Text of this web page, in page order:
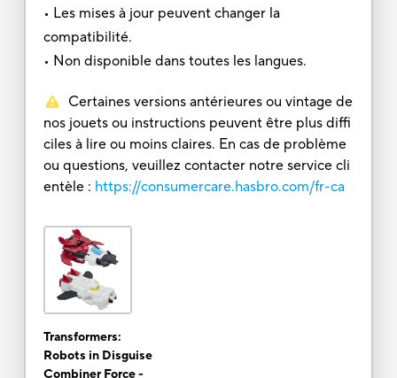
• Les mises à jour peuvent changer la
compatibilité.
• Non disponible dans toutes les langues.
Certaines versions antérieures ou vintage de
nos jouets ou instructions peuvent être plus diffi
ciles à lire ou moins claires. En cas de problème
ou questions, veuillez contacter notre service cli
entèle : https://consumercare.hasbro.com/fr-ca
Transformers:
Robots in Disguise
Combiner Force -